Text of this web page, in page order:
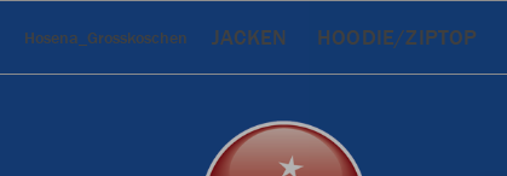
Hosena_Grosskoschen JACKEN HOODIE/ZIPTOP